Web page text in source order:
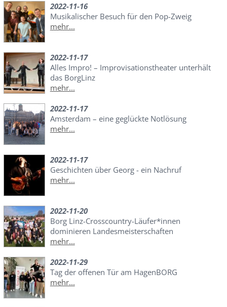
2022-11-16
Musikalischer Besuch für den Pop-Zweig
mehr...
2022-11-17
Alles Impro! – Improvisationstheater unterhält
das BorgLinz
mehr...
2022-11-17
Amsterdam – eine geglückte Notlösung
mehr...
2022-11-17
Geschichten über Georg - ein Nachruf
mehr...
2022-11-20
Borg Linz-Crosscountry-Läufer*innen
dominieren Landesmeisterschaften
mehr...
2022-11-29
Tag der offenen Tür am HagenBORG
mehr...